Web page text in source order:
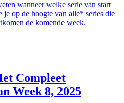
wanneer welke serie van start
je op de hoogte van alle* series die
de komende week.
Compleet
Week 8, 2025